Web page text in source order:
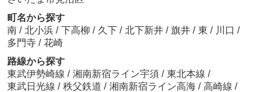
町名から探す
南 / 北小浜 / 下高柳 / 久下 / 北下新井 / 旗井 / 東 / 川口 /
多門寺 / 花崎
路線から探す
東武伊勢崎線 / 湘南新宿ライン宇須 / 東北本線 /
東武日光線 / 秩父鉄道 / 湘南新宿ライン高海 / 高崎線 /